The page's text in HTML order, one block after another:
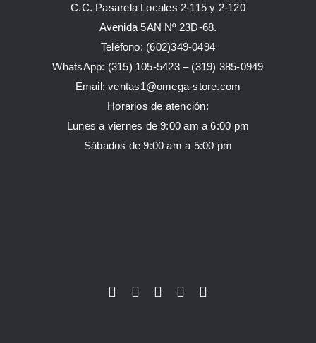
C.C. Pasarela Locales 2-115 y 2-120
Avenida 5AN Nº 23D-68.
Teléfono: (602)349-0494
WhatsApp: (315) 105-5423 – (319) 385-0949
Email:ventas1@omega-store.com
Horarios de atención:
Lunes a viernes de 9:00 am a 6:00 pm
Sábados de 9:00 am a 5:00 pm